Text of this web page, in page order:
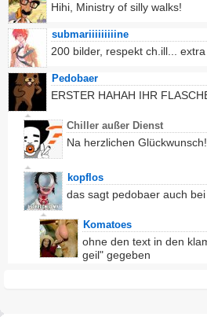
Hihi, Ministry of silly walks!
submariiiiiiiiine
200 bilder, respekt ch.ill...
Pedobaer
ERSTER HAHAH IHR
Chiller außer Dienst
Na herzlichen Glückwunsch!
kopflos
das sagt pedobaer auch
Komatoes
ohne den text in den
geil" gegeben